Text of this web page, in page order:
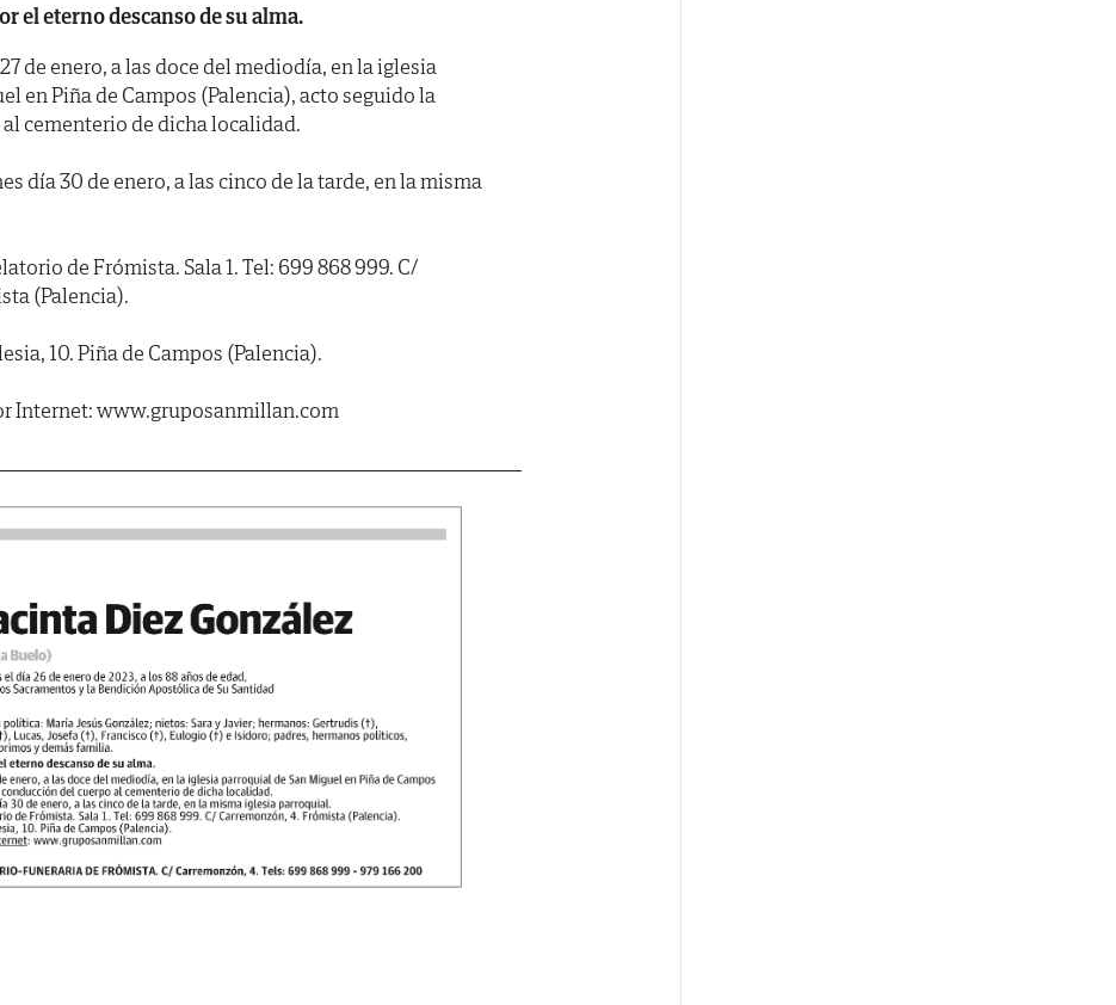
el eterno descanso de su alma.
de enero, a las doce del mediodía, en la iglesia
en Piña de Campos (Palencia), acto seguido la
cementerio de dicha localidad.
día 30 de enero, a las cinco de la tarde, en la misma
de Frómista. Sala 1. Tel: 699 868 999. C/
(Palencia).
10. Piña de Campos (Palencia).
Internet: www.gruposanmillan.com